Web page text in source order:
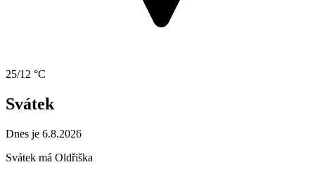
25/12 °C
Svátek
Dnes je 6.8.2026
Svátek má Oldřiška